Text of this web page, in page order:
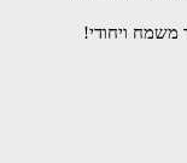
משמח ויחודי!